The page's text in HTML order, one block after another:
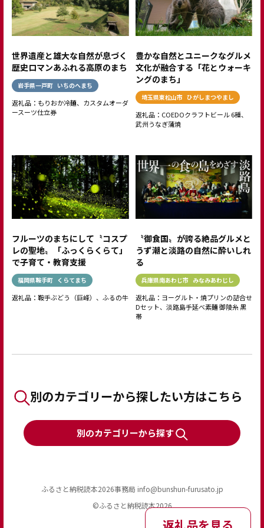
世界遺産と雄大な自然が息づく
歴史ロマンあふれる高原のまち
岩手県一戸町 いちのへまち
返礼品：もりおか冷麺、カスタムオーダ
ースーツ仕立券
豊かな自然とユニークなグルメ
文化が融合する「花とウォーキ
ングのまち」
埼玉県東松山市 ひがしまつやまし
返礼品：COEDOクラフトビール 6種、
武州うなぎ蒲焼
フルーツのまちにして〝コスプ
レの聖地〟「ふっくらくらて」
で子育て・教育支援
福岡県鞍手町 くらてまち
返礼品：鞍手ぶどう（巨峰）、ふるの牛
〝御食国〟が誇る絶品グルメと
うず潮と淡路の自然に酔いしれ
る
兵庫県南あわじ市 みなみあわじし
返礼品：ヨーグルト・焼プリンの詰合せ
Dセット、淡路島手延べ素麺 御陵糸 黒
帯
別のカテゴリーから探したい方はこちら
別のカテゴリーから探す
ふるさと納税読本2026事務局 info@bunshun-furusato.jp
©︎ふるさと納税読本2026